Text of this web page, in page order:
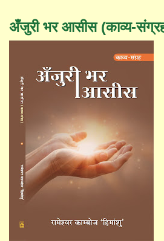
अँजुरी भर आसीस (काव्य-